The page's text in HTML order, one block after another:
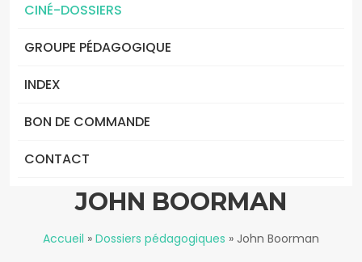
CINÉ-DOSSIERS
GROUPE PÉDAGOGIQUE
INDEX
BON DE COMMANDE
CONTACT
JOHN BOORMAN
Accueil » Dossiers pédagogiques » John Boorman